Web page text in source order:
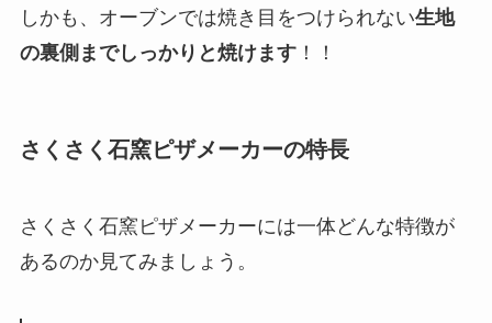
しかも、オーブンでは焼き目をつけられない生地
の裏側までしっかりと焼けます！！
さくさく石窯ピザメーカーの特長
さくさく石窯ピザメーカーには一体どんな特徴が
あるのか見てみましょう。